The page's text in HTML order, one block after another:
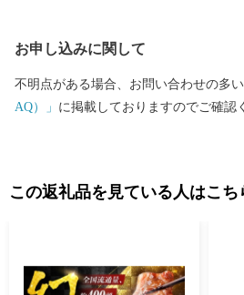
お申し込みに関して
不明点がある場合、お問い合わせの多
AQ）」 に掲載しておりますのでご確認
この返礼品を見ている人はこち